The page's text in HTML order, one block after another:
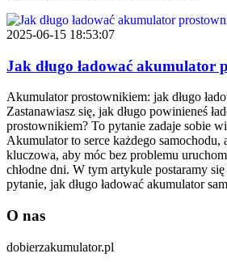
2025-06-15 18:53:07
Jak długo ładować akumulator
Akumulator prostownikiem: jak długo
Zastanawiasz się, jak długo powinieneś
prostownikiem? To pytanie zadaje sobie
Akumulator to serce każdego samochodu,
kluczowa, aby móc bez problemu
chłodne dni. W tym artykule postaramy
pytanie, jak długo ładować akumulator
O nas
dobierzakumulator.pl